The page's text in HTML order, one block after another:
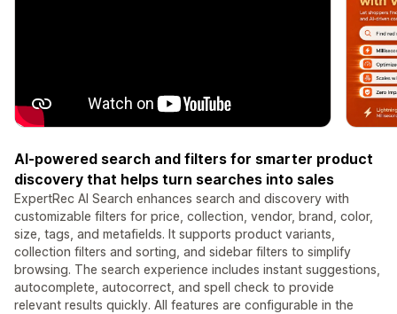
AI-powered search and filters for smarter product
discovery that helps turn searches into sales
ExpertRec AI Search enhances search and discovery with
customizable filters for price, collection, vendor, brand, color,
size, tags, and metafields. It supports product variants,
collection filters and sorting, and sidebar filters to simplify
browsing. The search experience includes instant suggestions,
autocomplete, autocorrect, and spell check to provide
relevant results quickly. All features are configurable in the